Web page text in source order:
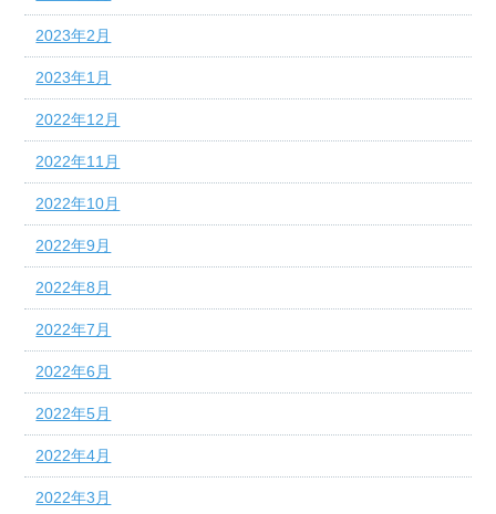
2023年2月
2023年1月
2022年12月
2022年11月
2022年10月
2022年9月
2022年8月
2022年7月
2022年6月
2022年5月
2022年4月
2022年3月